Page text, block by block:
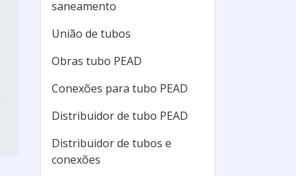
saneamento
União de tubos
Obras tubo PEAD
Conexões para tubo PEAD
Distribuidor de tubo PEAD
Distribuidor de tubos e
conexões